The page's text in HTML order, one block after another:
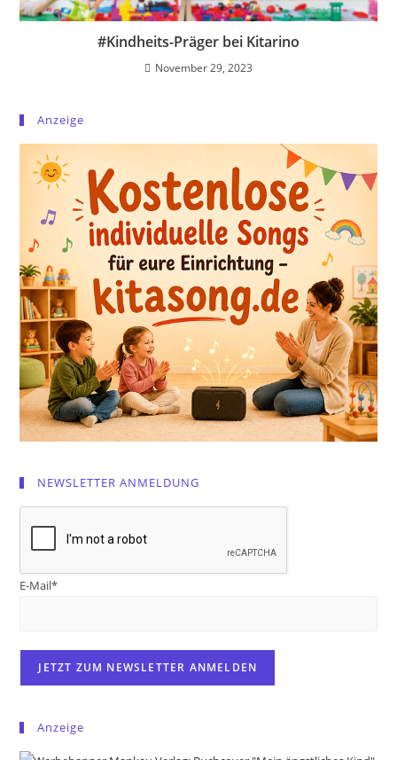
#Kindheits-Präger bei Kitarino
November 29, 2023
Anzeige
NEWSLETTER ANMELDUNG
E-Mail*
Anzeige